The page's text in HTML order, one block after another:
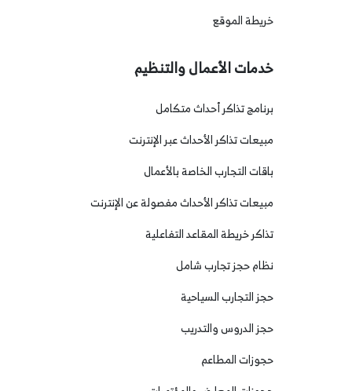
خريطة الموقع
خدمات الأعمال والتنظيم
برنامج تذاكر أحداث متكامل
مبيعات تذاكر الأحداث عبر الإنترنت
باقات التجارب الخاصة بالأعمال
مبيعات تذاكر الأحداث مفصولة عن الإنترنت
تذاكر خريطة المقاعد التفاعلية
نظام حجز تجارب شامل
حجز التجارب السياحية
حجز الدروس والتدريب
حجوزات المطاعم